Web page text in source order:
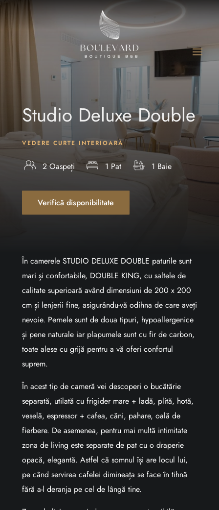
Studio Deluxe Double
VEDERE CURTE INTERIOARĂ
2 Oaspeți 1 Pat 1 Baie
Verifică disponibilitate
În camerele STUDIO DELUXE DOUBLE paturile sunt
mari și confortabile, DOUBLE KING, cu saltele de
calitate superioară având dimensiuni de 200 x 200
cm și lenjerii fine, asigurându-vă odihna de care aveți
nevoie. Pernele sunt de doua tipuri, hypoallergenice
și pene naturale iar plapumele sunt cu fir de carbon,
toate alese cu grijă pentru a vă oferi confortul
suprem.
În acest tip de cameră vei descoperi o bucătărie
separată, utilată cu frigider mare + ladă, plită, hotă,
veselă, espressor + cafea, căni, pahare, oală de
fierbere. De asemenea, pentru mai multă intimitate
zona de living este separate de pat cu o draperie
opacă, elegantă. Astfel că somnul își are locul lui,
pe când servirea cafelei dimineața se face în tihnă
fără a-l deranja pe cel de lângă tine.